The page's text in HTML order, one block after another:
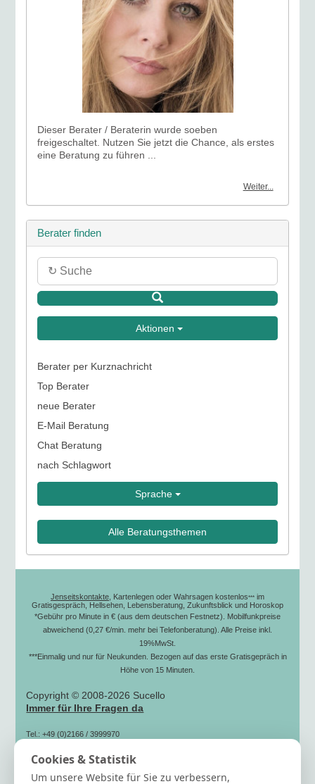
Dieser Berater / Beraterin wurde soeben
freigeschaltet. Nutzen Sie jetzt die Chance, als erstes
eine Beratung zu führen ...
Weiter...
Berater finden
Aktionen
Berater per Kurznachricht
Top Berater
neue Berater
E-Mail Beratung
Chat Beratung
nach Schlagwort
Sprache
Alle Beratungsthemen
Jenseitskontakte , Kartenlegen oder Wahrsagen kostenlos*** im
Gratisgespräch, Hellsehen, Lebensberatung, Zukunftsblick und Horoskop
*Gebühr pro Minute in € (aus dem deutschen Festnetz). Mobilfunkpreise
abweichend (0,27 €/min. mehr bei Telefonberatung). Alle Preise inkl.
19%MwSt.
***Einmalig und nur für Neukunden. Bezogen auf das erste Gratisgepräch in
Höhe von 15 Minuten.
Copyright © 2008-2026 Sucello
Immer für Ihre Fragen da
Tel.: +49 (0)2166 / 3999970
Fax: +49 (0)2166 / 3999979
Mail: info[@]sucello.de
Cookies & Statistik
Um unsere Website für Sie zu verbessern,